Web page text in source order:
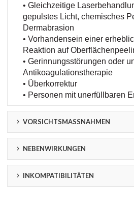
• Gleichzeitige
gepulstes Licht, chemisches
Dermabrasion
• Vorhandensein einer
Reaktion auf
• Gerinnungsstörungen oder
Antikoagulationstherapie
• Überkorrektur
• Personen mit unerfüllbaren
VORSICHTSMASSNAHMEN
NEBENWIRKUNGEN
INKOMPATIBILITÄTEN